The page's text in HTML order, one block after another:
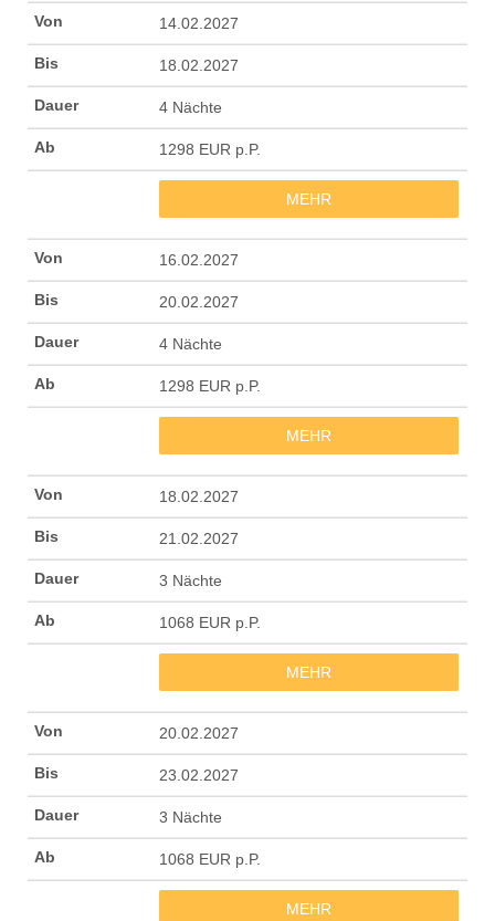
14.02.2027
18.02.2027
4 Nächte
1298 EUR p.P.
MEHR
16.02.2027
20.02.2027
4 Nächte
1298 EUR p.P.
MEHR
18.02.2027
21.02.2027
3 Nächte
1068 EUR p.P.
MEHR
20.02.2027
23.02.2027
3 Nächte
1068 EUR p.P.
MEHR